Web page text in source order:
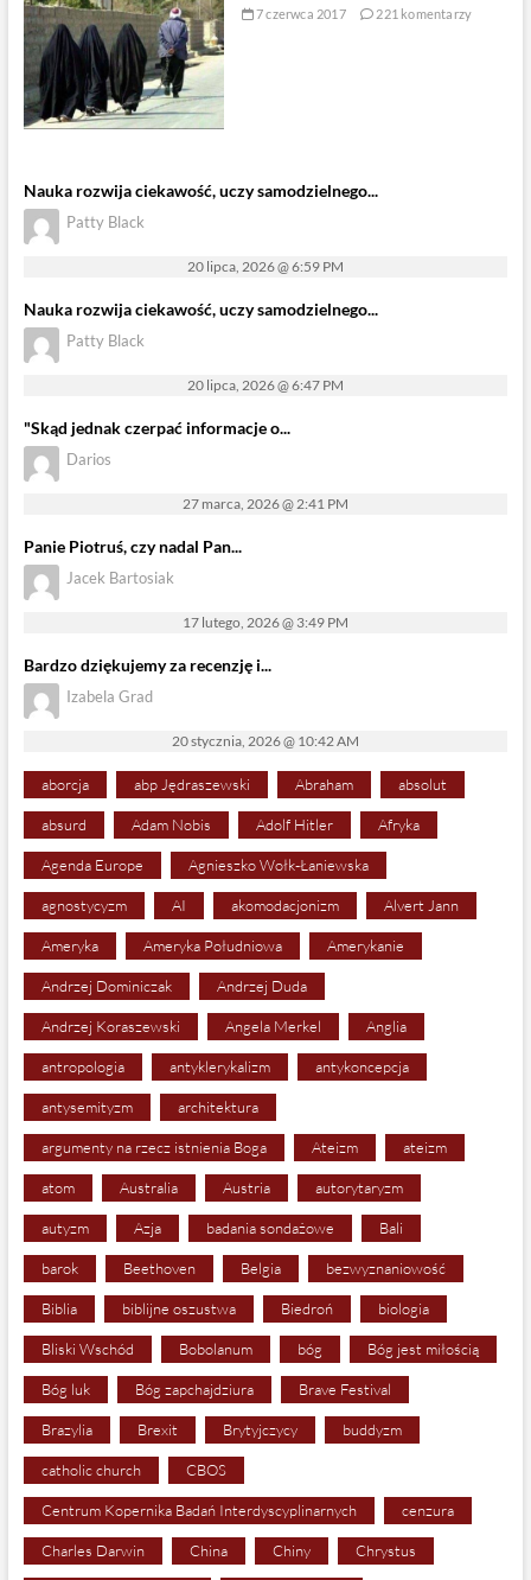
7 czerwca 2017 221 komentarzy
Nauka rozwija ciekawość, uczy samodzielnego...
Patty Black
20 lipca, 2026 @ 6:59 PM
Nauka rozwija ciekawość, uczy samodzielnego...
Patty Black
20 lipca, 2026 @ 6:47 PM
"Skąd jednak czerpać informacje o...
Darios
27 marca, 2026 @ 2:41 PM
Panie Piotruś, czy nadal Pan...
Jacek Bartosiak
17 lutego, 2026 @ 3:49 PM
Bardzo dziękujemy za recenzję i...
Izabela Grad
20 stycznia, 2026 @ 10:42 AM
aborcja abp Jędraszewski Abraham absolut
absurd Adam Nobis Adolf Hitler Afryka
Agenda Europe Agnieszko Wołk-Łaniewska
agnostycyzm AI akomodacjonizm Alvert Jann
Ameryka Ameryka Południowa Amerykanie
Andrzej Dominiczak Andrzej Duda
Andrzej Koraszewski Angela Merkel Anglia
antropologia antyklerykalizm antykoncepcja
antysemityzm architektura
argumenty na rzecz istnienia Boga Ateizm ateizm
atom Australia Austria autorytaryzm
autyzm Azja badania sondażowe Bali
barok Beethoven Belgia bezwyznaniowość
Biblia biblijne oszustwa Biedroń biologia
Bliski Wschód Bobolanum bóg Bóg jest miłością
Bóg luk Bóg zapchajdziura Brave Festival
Brazylia Brexit Brytyjczycy buddyzm
catholic church CBOS
Centrum Kopernika Badań Interdyscyplinarnych cenzura
Charles Darwin China Chiny Chrystus